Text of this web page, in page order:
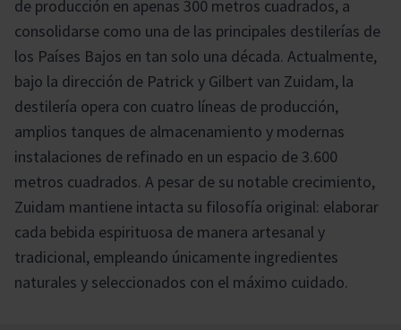
de producción en apenas 300 metros cuadrados, a
consolidarse como una de las principales destilerías de
los Países Bajos en tan solo una década. Actualmente,
bajo la dirección de Patrick y Gilbert van Zuidam, la
destilería opera con cuatro líneas de producción,
amplios tanques de almacenamiento y modernas
instalaciones de refinado en un espacio de 3.600
metros cuadrados. A pesar de su notable crecimiento,
Zuidam mantiene intacta su filosofía original: elaborar
cada bebida espirituosa de manera artesanal y
tradicional, empleando únicamente ingredientes
naturales y seleccionados con el máximo cuidado.